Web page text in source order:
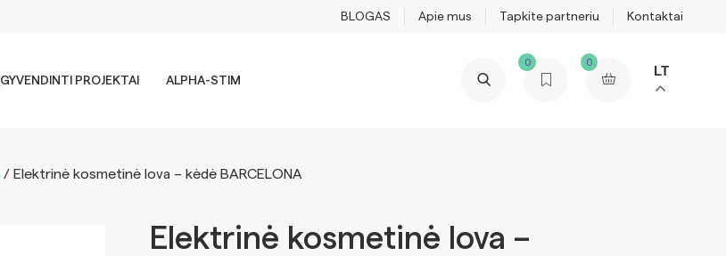
BLOGAS Apie mus Tapkite partneriu Kontaktai
ĮGYVENDINTI PROJEKTAI ALPHA-STIM
0 0
LT
/ Elektrinė kosmetinė lova – kėdė BARCELONA
Elektrinė kosmetinė lova –